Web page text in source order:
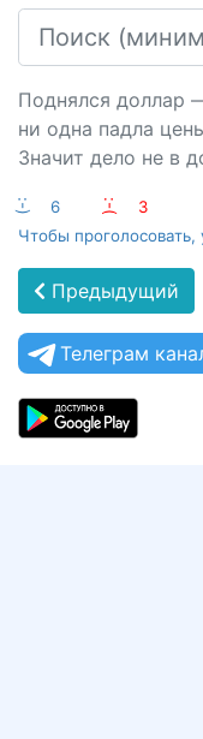
Поднялся доллар
ни одна падла
Значит дело не в
:-) 6 :-(
3
Чтобы
Предыдущий
Телеграм